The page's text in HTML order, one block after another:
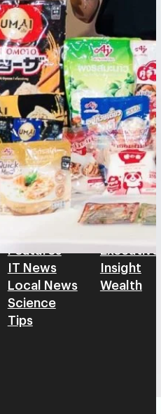
Tech
Features
IT News
Local News
Science
Tips
Biz
Corporate
Executive
Insight
Wealth